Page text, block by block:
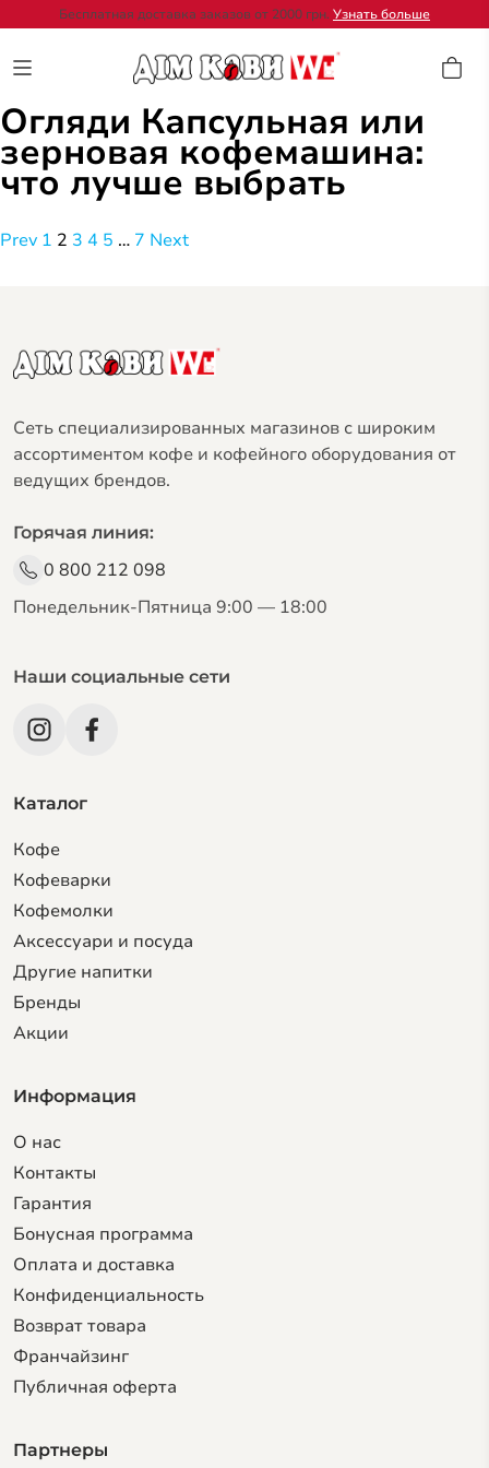
Бесплатная доставка заказов от 2000 грн. Узнать больше
Огляди Капсульная или
зерновая кофемашина:
что лучше выбрать
Навигация
Prev 1 2 3 4 5 … 7 Next
Сеть специализированных магазинов с широким
ассортиментом кофе и кофейного оборудования от
ведущих брендов.
Горячая линия:
0 800 212 098
Понедельник-Пятница 9:00 — 18:00
Наши социальные сети
Каталог
Кофе
Кофеварки
Кофемолки
Аксессуари и посуда
Другие напитки
Бренды
Акции
Информация
О нас
Контакты
Гарантия
Бонусная программа
Оплата и доставка
Конфиденциальность
Возврат товара
Франчайзинг
Публичная оферта
Партнеры